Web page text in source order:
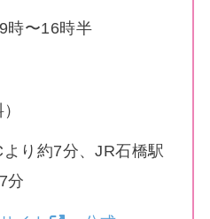
時〜16時半
り約7分、JR石橋駅
分